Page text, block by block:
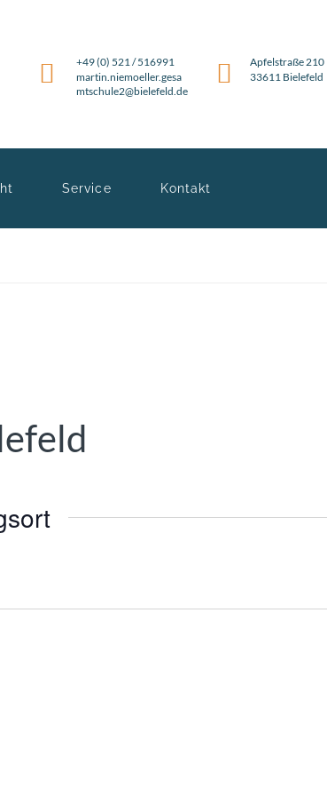
+49 (0) 521 / 516991
martin.niemoeller.gesa
mtschule2@bielefeld.de
Apfelstraße 210
33611 Bielefeld
Service Kontakt